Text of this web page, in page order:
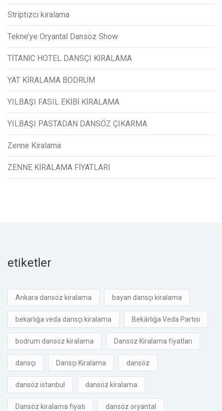
Striptizci kiralama
Tekne’ye Oryantal Dansöz Show
TİTANİC HOTEL DANSÇI KİRALAMA
YAT KİRALAMA BODRUM
YILBAŞI FASIL EKİBİ KİRALAMA
YILBAŞI PASTADAN DANSÖZ ÇIKARMA
Zenne Kiralama
ZENNE KİRALAMA FİYATLARI
etiketler
Ankara dansöz kiralama bayan dansçı kiralama
bekarlığa veda dansçı kiralama Bekârlığa Veda Partisi
bodrum dansöz kiralama Dansoz Kiralama fiyatları
dansçı Dansçı Kiralama dansöz
dansöz istanbul dansöz kiralama
Dansöz kiralama fiyatı dansöz oryantal